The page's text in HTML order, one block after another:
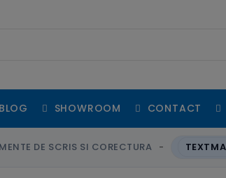
BLOG SHOWROOM CONTACT
DE SCRIS SI CORECTURA